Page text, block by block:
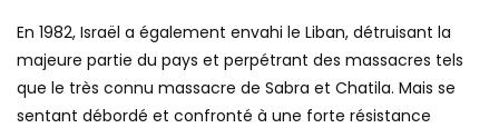
En 1982, Israël a également envahi le Liban, détruisant la
majeure partie du pays et perpétrant des massacres tels
que le très connu massacre de Sabra et Chatila. Mais se
sentant débordé et confronté à une forte résistance